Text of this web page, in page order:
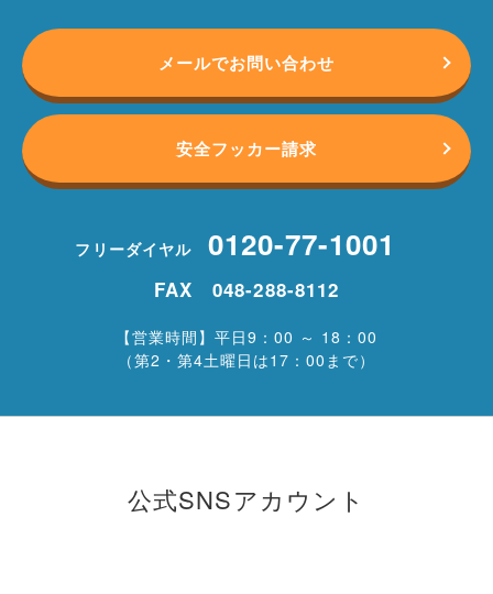
メールでお問い合わせ
安全フッカー請求
フリーダイヤル 0120-77-1001
FAX 048-288-8112
【営業時間】平日9：00 ～ 18：00
（第2・第4土曜日は17：00まで）
公式SNSアカウント